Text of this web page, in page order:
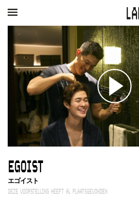
MUZIEK RESTAURANT
Winkelmandje
Zoek
PLAN JE BEZOEK
Openingstijden & contact
Bereikbaarheid
Kaartverkoop
EDUCATIE
Schoolvoorstellingen
Filmprogramma’s Primair Onderwijs
EGOIST
エゴイスト
DEZE VOORSTELLING HEEFT AL PLAATSGEVONDEN